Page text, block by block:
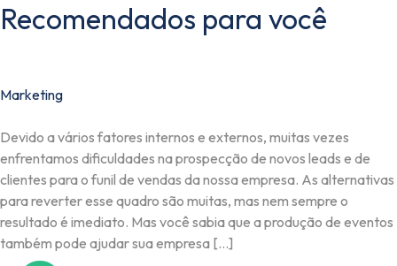
Recomendados para você
Marketing
Devido a vários fatores internos e externos, muitas vezes
enfrentamos dificuldades na prospecção de novos leads e de
clientes para o funil de vendas da nossa empresa. As alternativas
para reverter esse quadro são muitas, mas nem sempre o
resultado é imediato. Mas você sabia que a produção de eventos
também pode ajudar sua empresa […]